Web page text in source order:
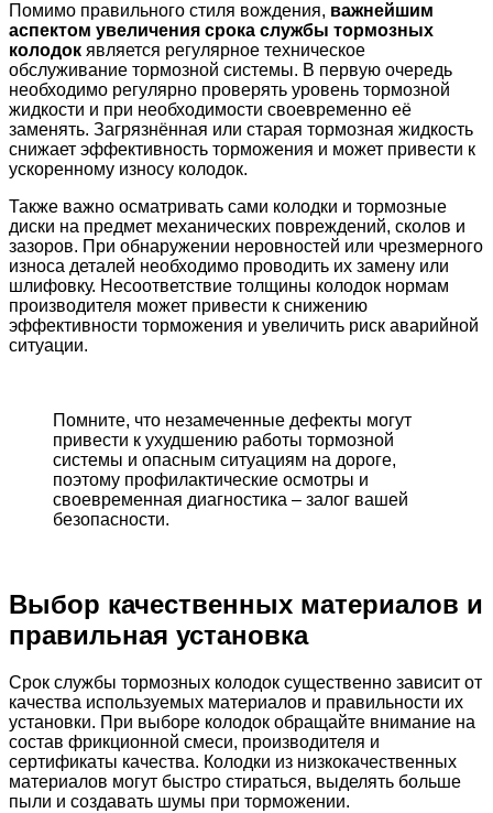
Помимо правильного стиля вождения, важнейшим
аспектом увеличения срока службы тормозных
колодок является регулярное техническое
обслуживание тормозной системы. В первую очередь
необходимо регулярно проверять уровень тормозной
жидкости и при необходимости своевременно её
заменять. Загрязнённая или старая тормозная жидкость
снижает эффективность торможения и может привести к
ускоренному износу колодок.
Также важно осматривать сами колодки и тормозные
диски на предмет механических повреждений, сколов и
зазоров. При обнаружении неровностей или чрезмерного
износа деталей необходимо проводить их замену или
шлифовку. Несоответствие толщины колодок нормам
производителя может привести к снижению
эффективности торможения и увеличить риск аварийной
ситуации.
Помните, что незамеченные дефекты могут
привести к ухудшению работы тормозной
системы и опасным ситуациям на дороге,
поэтому профилактические осмотры и
своевременная диагностика – залог вашей
безопасности.
Выбор качественных материалов и
правильная установка
Срок службы тормозных колодок существенно зависит от
качества используемых материалов и правильности их
установки. При выборе колодок обращайте внимание на
состав фрикционной смеси, производителя и
сертификаты качества. Колодки из низкокачественных
материалов могут быстро стираться, выделять больше
пыли и создавать шумы при торможении.